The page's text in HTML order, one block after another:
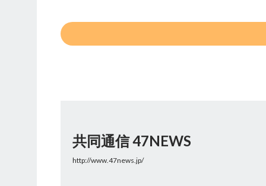
共同通信 47NEWS
http://www.47news.jp/